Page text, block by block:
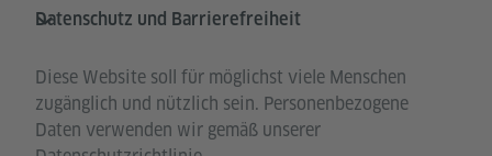
Datenschutz und Barrierefreiheit
Diese Website soll für möglichst viele Menschen
zugänglich und nützlich sein. Personenbezogene
Daten verwenden wir gemäß unserer